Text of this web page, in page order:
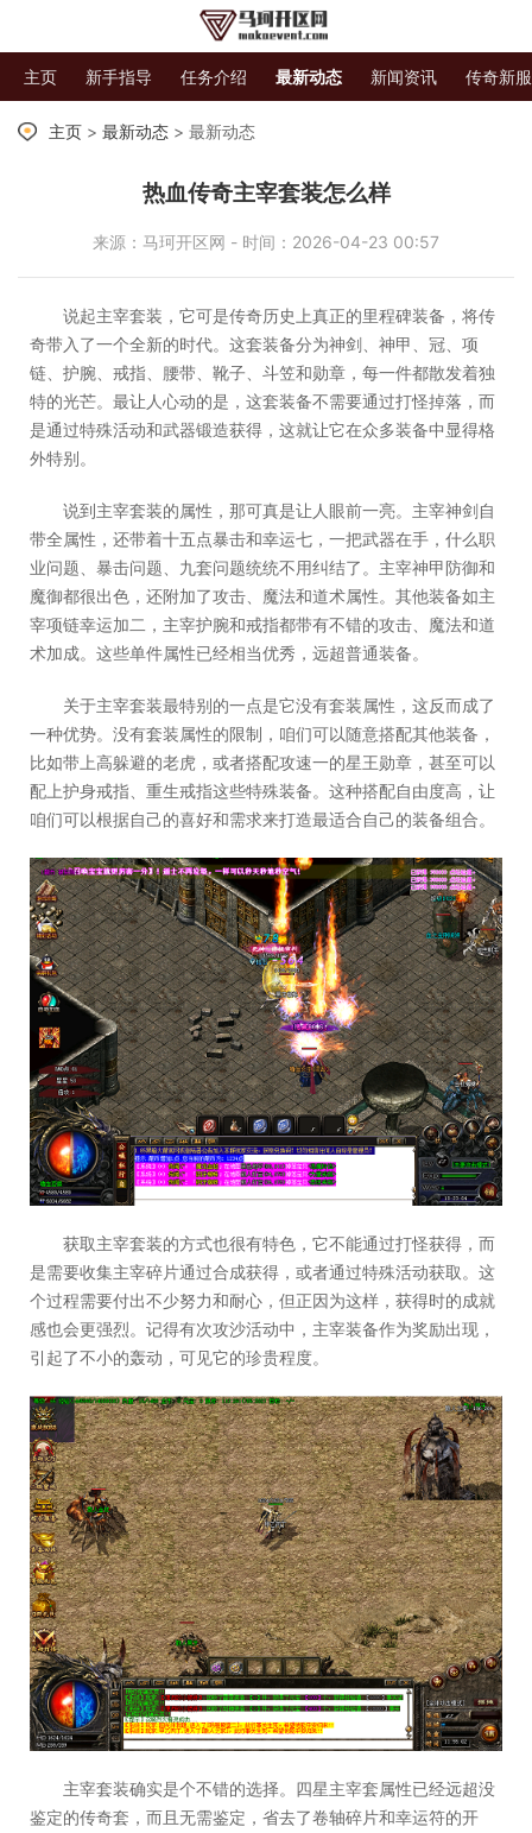
主页 新手指导 任务介绍 最新动态 新闻资讯 传奇新
主页 > 最新动态 > 最新动态
热血传奇主宰套装怎么样
来源：马珂开区网 - 时间：2026-04-23 00:57
说起主宰套装，它可是传奇历史上真正的里程碑装备，将传
奇带入了一个全新的时代。这套装备分为神剑、神甲、冠、项
链、护腕、戒指、腰带、靴子、斗笠和勋章，每一件都散发着独
特的光芒。最让人心动的是，这套装备不需要通过打怪掉落，而
是通过特殊活动和武器锻造获得，这就让它在众多装备中显得格
外特别。
说到主宰套装的属性，那可真是让人眼前一亮。主宰神剑自
带全属性，还带着十五点暴击和幸运七，一把武器在手，什么职
业问题、暴击问题、九套问题统统不用纠结了。主宰神甲防御和
魔御都很出色，还附加了攻击、魔法和道术属性。其他装备如主
宰项链幸运加二，主宰护腕和戒指都带有不错的攻击、魔法和道
术加成。这些单件属性已经相当优秀，远超普通装备。
关于主宰套装最特别的一点是它没有套装属性，这反而成了
一种优势。没有套装属性的限制，咱们可以随意搭配其他装备，
比如带上高躲避的老虎，或者搭配攻速一的星王勋章，甚至可以
配上护身戒指、重生戒指这些特殊装备。这种搭配自由度高，让
咱们可以根据自己的喜好和需求来打造最适合自己的装备组合。
获取主宰套装的方式也很有特色，它不能通过打怪获得，而
是需要收集主宰碎片通过合成获得，或者通过特殊活动获取。这
个过程需要付出不少努力和耐心，但正因为这样，获得时的成就
感也会更强烈。记得有次攻沙活动中，主宰装备作为奖励出现，
引起了不小的轰动，可见它的珍贵程度。
主宰套装确实是个不错的选择。四星主宰套属性已经远超没
鉴定的传奇套，而且无需鉴定，省去了卷轴碎片和幸运符的开